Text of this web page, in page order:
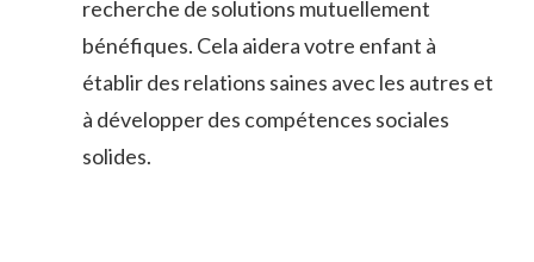
recherche de solutions ‌mutuellement‌
bénéfiques.‌ Cela​ aidera⁢ votre enfant ⁤à
établir⁤ des relations‍ saines avec les ‍autres et
à développer des‌ compétences sociales
solides.